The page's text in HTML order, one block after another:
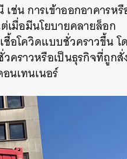
ช่น การเข้าออกอาคารหรื
เมื่อมีนโยบายคลายล็อก
อโควิดแบบชั่วคราวขึ้น โ
คราวหรือเป็นธุรกิจที่ถูกสั่
นเทนเนอร์